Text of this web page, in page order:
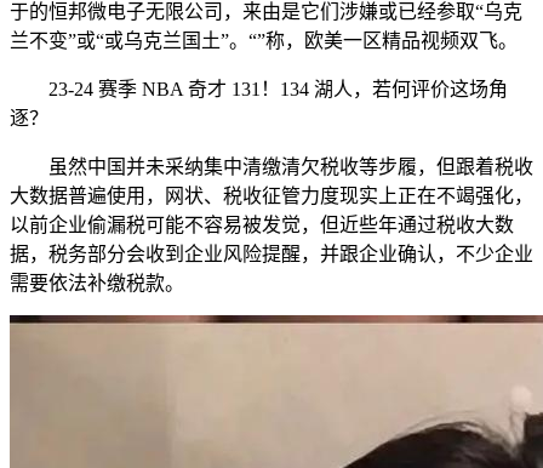
于的恒邦微电子无限公司，来由是它们涉嫌或已经参取“乌克
兰不变”或“或乌克兰国土”。“”称，欧美一区精品视频双飞。
23-24 赛季 NBA 奇才 131！134 湖人，若何评价这场角
逐？
虽然中国并未采纳集中清缴清欠税收等步履，但跟着税收
大数据普遍使用，网状、税收征管力度现实上正在不竭强化，
以前企业偷漏税可能不容易被发觉，但近些年通过税收大数
据，税务部分会收到企业风险提醒，并跟企业确认，不少企业
需要依法补缴税款。